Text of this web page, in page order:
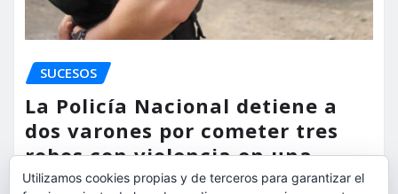
SUCESOS
La Policía Nacional detiene a
dos varones por cometer tres
robos con violencia en una
misma mañana
Utilizamos cookies propias y de terceros para garantizar el